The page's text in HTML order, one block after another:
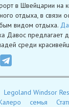
в Швейцарии на
отдыха, в
видом отдыха.
Давос предлагает
среди
Legoland Windsor
семья